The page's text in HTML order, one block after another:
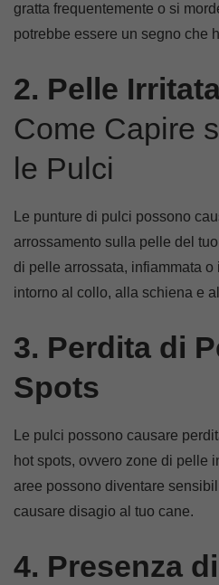
gratta frequentemente o si
potrebbe essere un segno che
2. Pelle
Come Capire
le Pulci
Le punture di pulci possono
arrossamento sulla pelle del
di pelle arrossata, infiammata o
intorno al collo, alla schiena e
3. Perdita di
Spots
Le pulci possono causare
hot spots, ovvero zone di pelle
aree possono diventare
causare disagio al tuo cane.
4. Presenza